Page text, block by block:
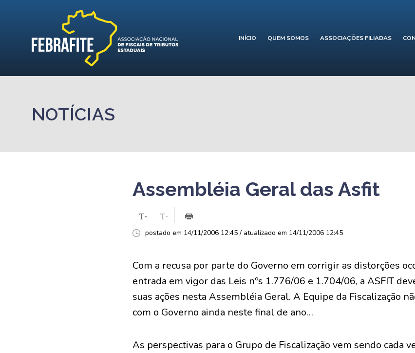
INÍCIO QUEM SOMOS ASSOCIAÇÕES FILIADAS
NOTÍCIAS
Assembléia Geral das Asfit
postado em 14/11/2006 12:45 / atualizado em 14/11/2006 12:45
Com a recusa por parte do Governo em corrigir as distorções
entrada em vigor das Leis nºs 1.776/06 e 1.704/06, a ASFIT
suas ações nesta Assembléia Geral. A Equipe da Fiscalização
com o Governo ainda neste final de ano…
As perspectivas para o Grupo de Fiscalização vem sendo cada